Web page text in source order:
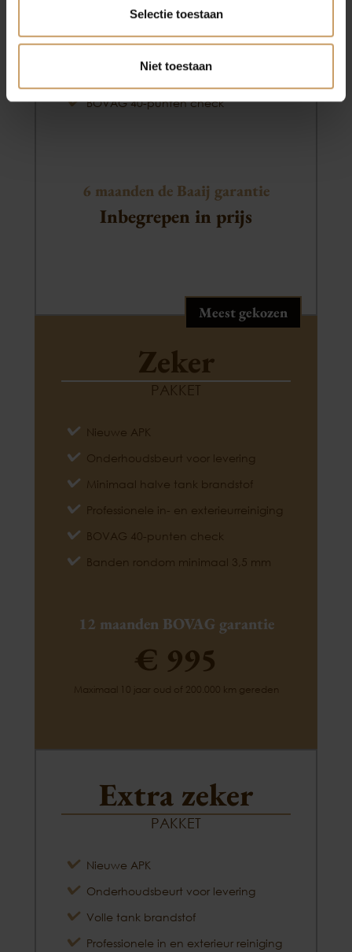
Selectie toestaan
Niet toestaan
BOVAG 40-punten check
6 maanden de Baaij garantie
Inbegrepen in prijs
Meest gekozen
Zeker
PAKKET
Nieuwe APK
Onderhoudsbeurt voor levering
Minimaal halve tank brandstof
Professionele in- en exterieurreiniging
BOVAG 40-punten check
Banden rondom minimaal 3,5 mm
12 maanden BOVAG garantie
€ 995
Maximaal 10 jaar oud of 200.000 km gereden
Extra zeker
PAKKET
Nieuwe APK
Onderhoudsbeurt voor levering
Volle tank brandstof
Professionele in en exterieur reiniging